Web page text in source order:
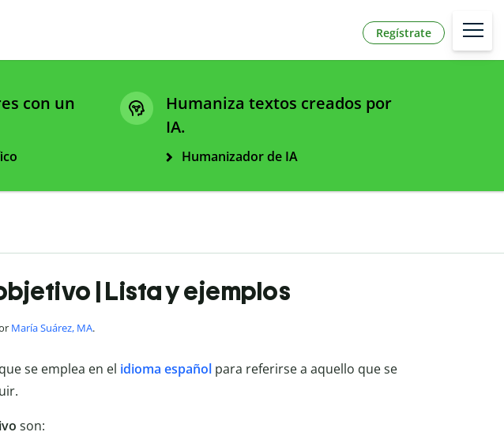
Regístrate
con un
Humaniza textos creados por
IA.
Humanizador de IA
| Lista y ejemplos
María Suárez, MA.
que se emplea en el idioma español para referirse a aquello que se
son: